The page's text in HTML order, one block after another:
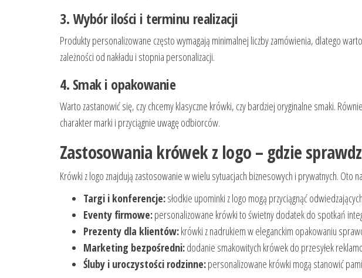
3. Wybór ilości i terminu realizacji
Produkty personalizowane często wymagają minimalnej liczby zamówienia, dlatego
zależności od nakładu i stopnia personalizacji.
4. Smak i opakowanie
Warto zastanowić się, czy chcemy klasyczne krówki, czy bardziej oryginalne smaki.
charakter marki i przyciągnie uwagę odbiorców.
Zastosowania krówek z logo – gdzie
Krówki z logo znajdują zastosowanie w wielu sytuacjach biznesowych i prywatnych. Oto
Targi i konferencje:słodkie upominki z logo mogą przyciągnąć
Eventy firmowe:personalizowane krówki to świetny dodatek do spotkań
Prezenty dla klientów:krówki z nadrukiem w eleganckim opakowaniu
Marketing bezpośredni:dodanie smakowitych krówek do przesyłek
Śluby i uroczystości rodzinne:personalizowane krówki mogą stanowić